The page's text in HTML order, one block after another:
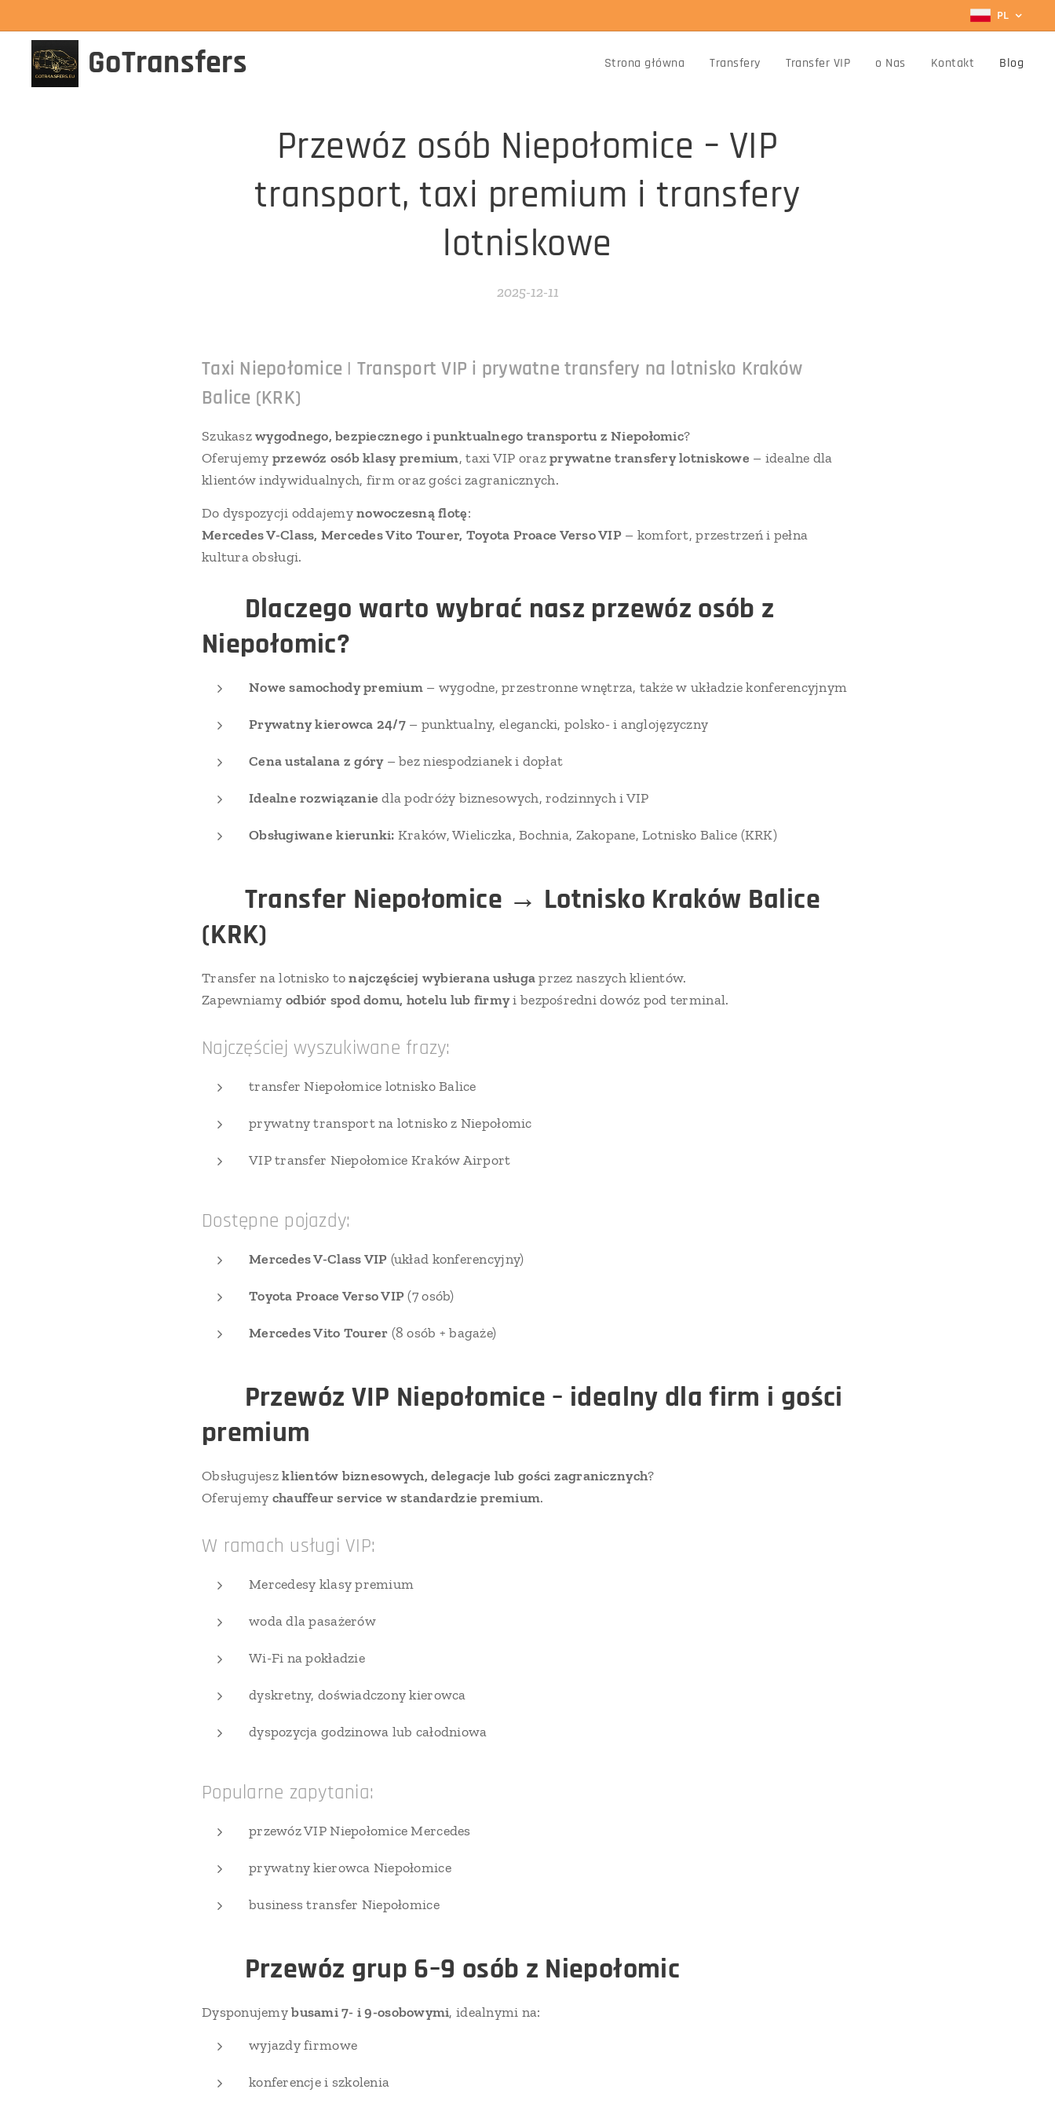
PL
GoTransfers Strona główna Transfery Transfer VIP o Nas Kontakt Blog
Przewóz osób Niepołomice – VIP
transport, taxi premium i transfery
lotniskowe
2025-12-11
Taxi Niepołomice | Transport VIP i prywatne transfery na lotnisko Kraków
Balice (KRK)
Szukaszwygodnego, bezpiecznego i punktualnego transportu z Niepołomic?
Oferujemy przewóz osób klasy premium, taxi VIP orazprywatne transfery lotniskowe – idealne dla
klientów indywidualnych, firm oraz gości zagranicznych.
Do dyspozycji oddajemynowoczesną flotę:
Mercedes V-Class, Mercedes Vito Tourer, Toyota Proace Verso VIP – komfort, przestrzeń i pełna
kultura obsługi.
Dlaczego warto wybrać nasz przewóz osób z
Niepołomic?
Nowe samochody premium– wygodne, przestronne wnętrza, także w układzie konferencyjnym
Prywatny kierowca 24/7– punktualny, elegancki, polsko- i anglojęzyczny
Cena ustalana z góry– bez niespodzianek i dopłat
Idealne rozwiązanie dla podróży biznesowych, rodzinnych i VIP
Obsługiwane kierunki: Kraków, Wieliczka, Bochnia, Zakopane, Lotnisko Balice (KRK)
Transfer Niepołomice → Lotnisko Kraków Balice
(KRK)
Transfer na lotnisko tonajczęściej wybierana usługaprzez naszych klientów.
Zapewniamy odbiór spod domu, hotelu lub firmyi bezpośredni dowóz pod terminal.
Najczęściej wyszukiwane frazy:
transfer Niepołomice lotnisko Balice
prywatny transport na lotnisko z Niepołomic
VIP transfer Niepołomice Kraków Airport
Dostępne pojazdy:
Mercedes V-Class VIP (układ konferencyjny)
Toyota Proace Verso VIP(7 osób)
Mercedes Vito Tourer (8 osób + bagaże)
Przewóz VIP Niepołomice – idealny dla firm i gości
premium
Obsługujeszklientów biznesowych, delegacje lub gości zagranicznych?
Oferujemy chauffeur service w standardzie premium.
W ramach usługi VIP:
Mercedesy klasy premium
woda dla pasażerów
Wi-Fi na pokładzie
dyskretny, doświadczony kierowca
dyspozycja godzinowa lub całodniowa
Popularne zapytania:
przewóz VIP Niepołomice Mercedes
prywatny kierowca Niepołomice
business transfer Niepołomice
Przewóz grup 6–9 osób z Niepołomic
Dysponujemybusami 7- i 9-osobowymi, idealnymi na:
wyjazdy firmowe
konferencje i szkolenia